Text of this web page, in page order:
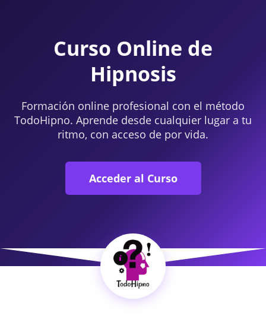
Curso Online de
Hipnosis
Formación online profesional con el método
TodoHipno. Aprende desde cualquier lugar a tu
ritmo, con acceso de por vida.
Acceder al Curso